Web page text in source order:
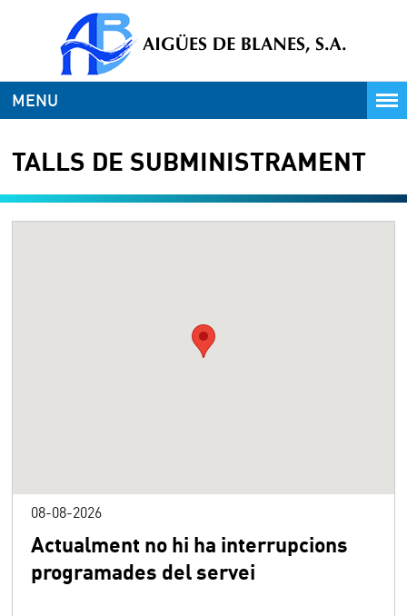
MENU
TALLS DE SUBMINISTRAMENT
08-08-2026
Actualment no hi ha interrupcions
programades del servei